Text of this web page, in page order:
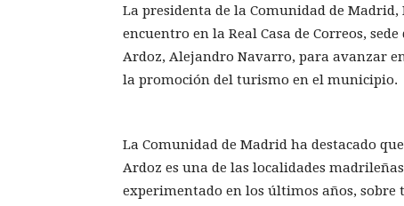
La presidenta de la Comunidad de
encuentro en la Real Casa de Correos,
Ardoz, Alejandro Navarro, para avanzar
la promoción del turismo en el municipio.
La Comunidad de Madrid ha destacado
Ardoz es una de las localidades
experimentado en los últimos años, sobre